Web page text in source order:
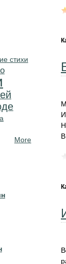
стихи
More